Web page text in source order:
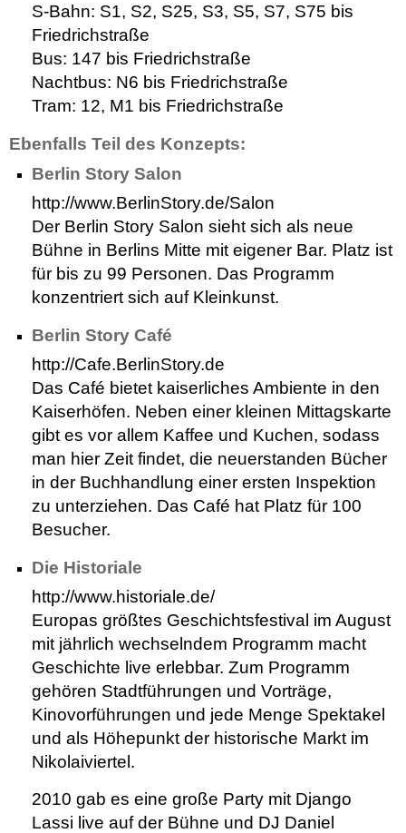
S-Bahn: S1, S2, S25, S3, S5, S7, S75 bis
Friedrichstraße
Bus: 147 bis Friedrichstraße
Nachtbus: N6 bis Friedrichstraße
Tram: 12, M1 bis Friedrichstraße
Ebenfalls Teil des Konzepts:
Berlin Story Salon
http://www.BerlinStory.de/Salon
Der Berlin Story Salon sieht sich als neue
Bühne in Berlins Mitte mit eigener Bar. Platz ist
für bis zu 99 Personen. Das Programm
konzentriert sich auf Kleinkunst.
Berlin Story Café
http://Cafe.BerlinStory.de
Das Café bietet kaiserliches Ambiente in den
Kaiserhöfen. Neben einer kleinen Mittagskarte
gibt es vor allem Kaffee und Kuchen, sodass
man hier Zeit findet, die neuerstanden Bücher
in der Buchhandlung einer ersten Inspektion
zu unterziehen. Das Café hat Platz für 100
Besucher.
Die Historiale
http://www.historiale.de/
Europas größtes Geschichtsfestival im August
mit jährlich wechselndem Programm macht
Geschichte live erlebbar. Zum Programm
gehören Stadtführungen und Vorträge,
Kinovorführungen und jede Menge Spektakel
und als Höhepunkt der historische Markt im
Nikolaiviertel.
2010 gab es eine große Party mit Django
Lassi live auf der Bühne und DJ Daniel